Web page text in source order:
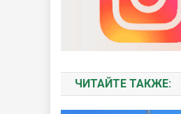
ЧИТАЙТЕ ТАКЖЕ: